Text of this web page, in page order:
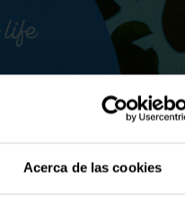
Acerca de las cookies